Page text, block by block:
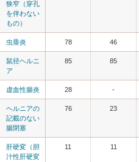
狭窄（穿孔
を伴わない
もの）
虫垂炎 78 46
鼠径ヘルニ
ア
85 85
虚血性腸炎 28 -
ヘルニアの
記載のない
腸閉塞
76 23
肝硬変（胆
汁性肝硬変
11 11